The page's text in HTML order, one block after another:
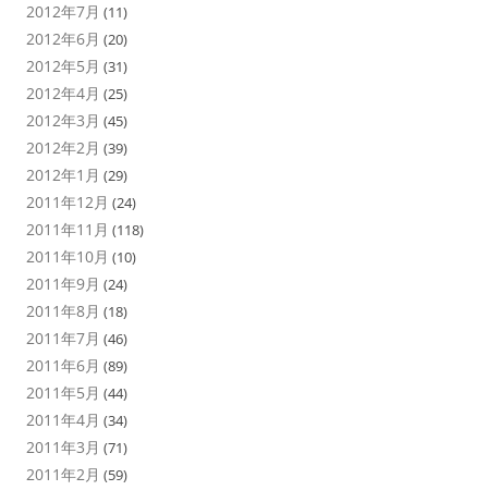
2012年7月 (11)
2012年6月 (20)
2012年5月 (31)
2012年4月 (25)
2012年3月 (45)
2012年2月 (39)
2012年1月 (29)
2011年12月 (24)
2011年11月 (118)
2011年10月 (10)
2011年9月 (24)
2011年8月 (18)
2011年7月 (46)
2011年6月 (89)
2011年5月 (44)
2011年4月 (34)
2011年3月 (71)
2011年2月 (59)